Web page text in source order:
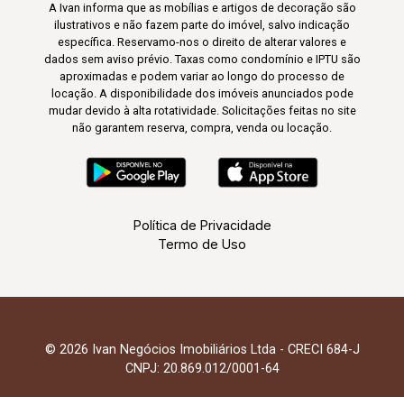
A Ivan informa que as mobílias e artigos de decoração são
ilustrativos e não fazem parte do imóvel, salvo indicação
específica. Reservamo-nos o direito de alterar valores e
dados sem aviso prévio. Taxas como condomínio e IPTU são
aproximadas e podem variar ao longo do processo de
locação. A disponibilidade dos imóveis anunciados pode
mudar devido à alta rotatividade. Solicitações feitas no site
não garantem reserva, compra, venda ou locação.
Política de Privacidade
Termo de Uso
© 2026 Ivan Negócios Imobiliários Ltda - CRECI 684-J
CNPJ: 20.869.012/0001-64